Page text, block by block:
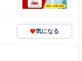
気になる